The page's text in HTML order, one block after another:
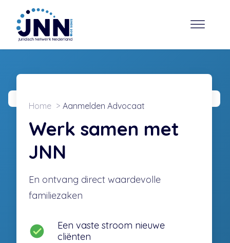
Home Aanmelden Advocaat
Werk samen met
JNN
En ontvang direct waardevolle
familiezaken
Een vaste stroom nieuwe
cliënten